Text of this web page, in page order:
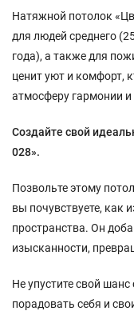
Натяжной потолок
для людей среднего
года), а также для
ценит уют и комфорт,
атмосферу гармонии
Создайте свой
028».
Позвольте этому
вы почувствуете, как
пространства. Он
изысканности,
Не упустите свой
порадовать себя и